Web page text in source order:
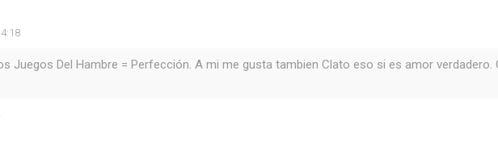
Juegos Del Hambre = Perfección. A mi me gusta tambien Clato eso si es amor verdadero.